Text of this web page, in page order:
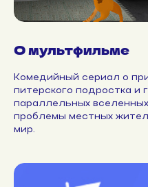
О мультфильме
Комедийный сериал о
питерского подростка и
параллельных
проблемы местных
мир.